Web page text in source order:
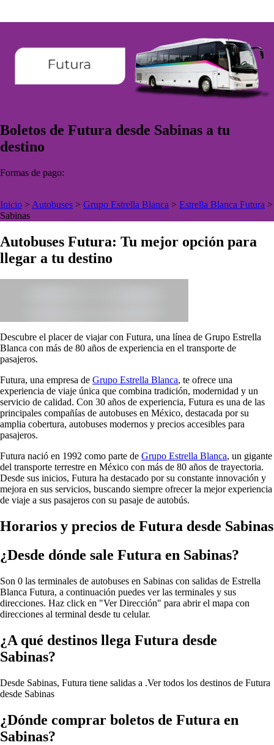
Boletos de Futura desde Sabinas a tu
destino
Formas de pago:
Inicio > Autobuses > Grupo Estrella Blanca > Estrella Blanca Futura >
Sabinas
Autobuses Futura: Tu mejor opción para
llegar a tu destino
Descubre el placer de viajar con Futura, una línea de Grupo Estrella
Blanca con más de 80 años de experiencia en el transporte de
pasajeros.
Futura, una empresa de Grupo Estrella Blanca, te ofrece una
experiencia de viaje única que combina tradición, modernidad y un
servicio de calidad. Con 30 años de experiencia, Futura es una de las
principales compañías de autobuses en México, destacada por su
amplia cobertura, autobuses modernos y precios accesibles para
pasajeros.
Futura nació en 1992 como parte de Grupo Estrella Blanca, un gigante
del transporte terrestre en México con más de 80 años de trayectoria.
Desde sus inicios, Futura ha destacado por su constante innovación y
mejora en sus servicios, buscando siempre ofrecer la mejor experiencia
de viaje a sus pasajeros con su pasaje de autobús.
Horarios y precios de Futura desde Sabinas
¿Desde dónde sale Futura en Sabinas?
Son 0 las terminales de autobuses en Sabinas con salidas de Estrella
Blanca Futura, a continuación puedes ver las terminales y sus
direcciones. Haz click en "Ver Dirección" para abrir el mapa con
direcciones al terminal desde tu celular.
¿A qué destinos llega Futura desde
Sabinas?
Desde Sabinas, Futura tiene salidas a .Ver todos los destinos de Futura
desde Sabinas
¿Dónde comprar boletos de Futura en
Sabinas?